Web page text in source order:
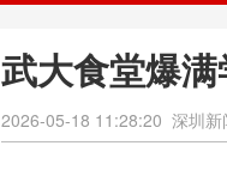
武大食堂爆
2026-05-18 11:28:20 深圳新